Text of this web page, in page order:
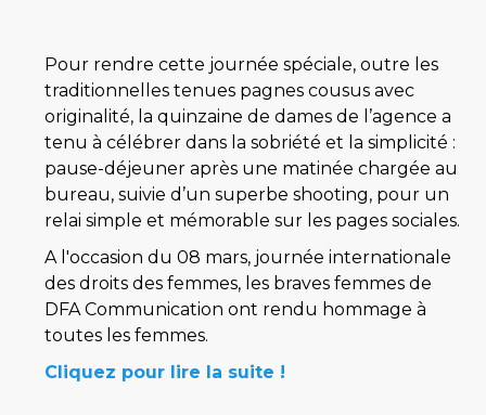
Pour rendre cette journée spéciale, outre les
traditionnelles tenues pagnes cousus avec
originalité, la quinzaine de dames de l’agence a
tenu à célébrer dans la sobriété et la simplicité :
pause-déjeuner après une matinée chargée au
bureau, suivie d’un superbe shooting, pour un
relai simple et mémorable sur les pages sociales.
A l'occasion du 08 mars, journée internationale
des droits des femmes, les braves femmes de
DFA Communication ont rendu hommage à
toutes les femmes.
Cliquez pour lire la suite !